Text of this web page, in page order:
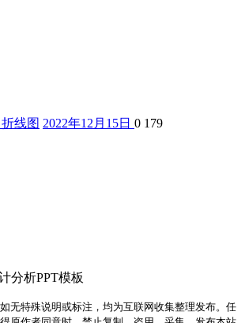
折线图 2022年12月15日 0 179
无特殊说明或标注，均为互联网收集整理发布。任